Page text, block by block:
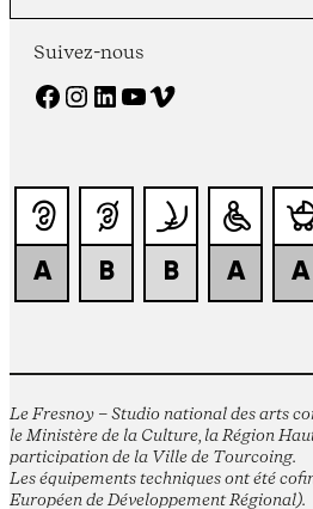
Suivez-nous
Facebook Instagram LinkedIn YouTube Vimeo
Le Fresnoy – Studio national des arts
le Ministère de la Culture, la Région
participation de la Ville de Tourcoing.
Les équipements techniques ont été
Européen de Développement Régional).